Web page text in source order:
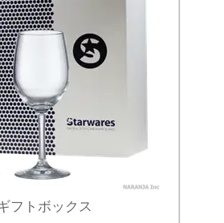
フトボックス